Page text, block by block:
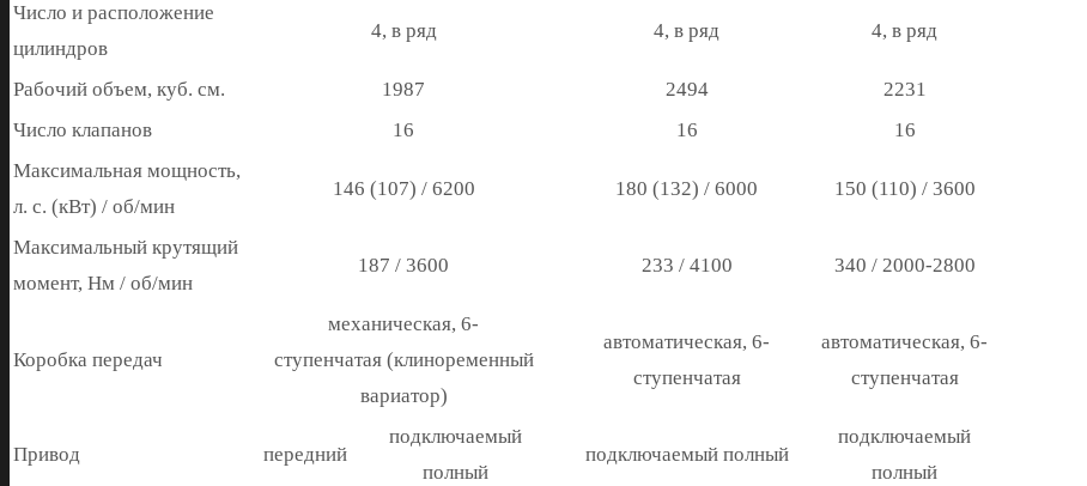
Число и расположение
цилиндров
4, в ряд 4, в ряд 4, в ряд
Рабочий объем, куб. см. 1987 2494
2231
Число клапанов
16 16
16
Максимальная мощность,
л. с. (кВт) / об/мин
146 (107) / 6200 180 (132) / 6000 150 (110) / 3600
Максимальный крутящий
момент, Нм / об/мин
187 / 3600 233 / 4100 340 / 2000-2800
Коробка передач
механическая, 6-
ступенчатая (клиноременный
вариатор)
автоматическая, 6-
ступенчатая
автоматическая, 6-
ступенчатая
Привод передний
подключаемый
полный
подключаемый полный
подключаемый
полный